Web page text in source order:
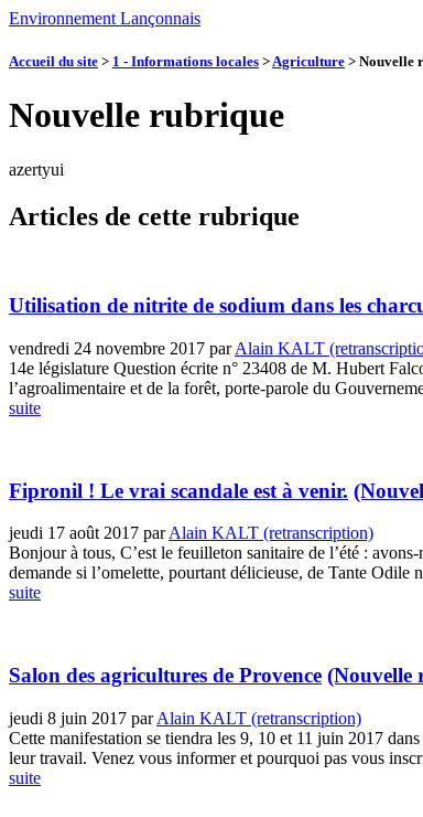
Environnement Lançonnais
Accueil du site > 1 - Informations locales >Agriculture > Nouvelle
Nouvelle rubrique
azertyui
Articles de cette rubrique
Utilisation de nitrite de sodium dans les
vendredi 24 novembre 2017 parAlain KALT
14e législature Question écrite n° 23408 de M. Hubert
l’agroalimentaire et de la forêt, porte-parole du
suite
Fipronil ! Le vrai scandale est à venir.
jeudi 17 août 2017 parAlain KALT (retranscription)
Bonjour à tous, C’est le feuilleton sanitaire de l’été :
demande si l’omelette, pourtant délicieuse, de Tante Odile
suite
Salon des agricultures de Provence (Nouvelle
jeudi 8 juin 2017 parAlain KALT (retranscription)
Cette manifestation se tiendra les 9, 10 et 11 juin 2017
leur travail. Venez vous informer et pourquoi pas vous
suite